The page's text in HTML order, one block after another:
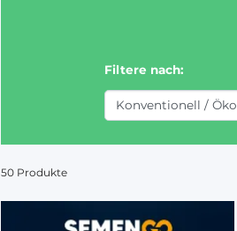
Filtere nach:
50 Produkte